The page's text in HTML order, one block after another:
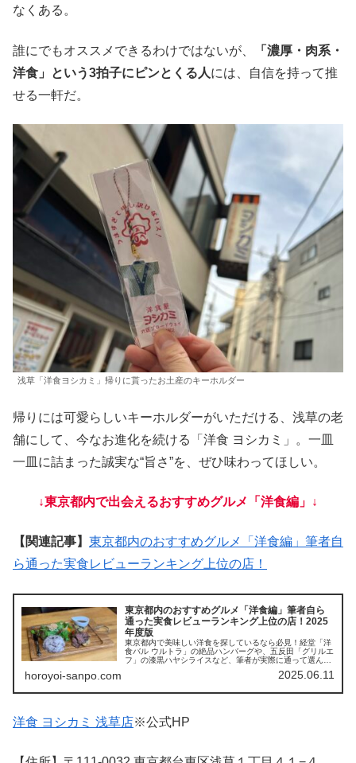
なくある。
誰にでもオススメできるわけではないが、
「濃厚・肉系・
洋食」という3拍子にピンとくる人には、自信を持って推
せる一軒だ。
浅草「洋食ヨシカミ」帰りに貰ったお土産のキーホルダー
帰りには可愛らしいキーホルダーがいただける、浅草の老
舗にして、今なお進化を続ける「洋食 ヨシカミ」。一皿
一皿に詰まった誠実な“旨さ”を、ぜひ味わってほしい。
↓東京都内で出会えるおすすめグルメ「洋食編」↓
【関連記事】 東京都内のおすすめグルメ「洋食編」筆者自
ら通った実食レビューランキング上位の店！
東京都内のおすすめグルメ「洋食編」筆者自ら
通った実食レビューランキング上位の店！2025
年度版
東京都内で美味しい洋食を探しているなら必見！経堂「洋
食バル ウルトラ」の絶品ハンバーグや、五反田「グリルエ
フ」の漆黒ハヤシライスなど、筆者が実際に通って選んだ
で、懐かしさと新しさが交差する“本当に美味しい洋食体
horoyoi-sanpo.com 2025.06.11
洋食 ヨシカミ 浅草店※公式HP